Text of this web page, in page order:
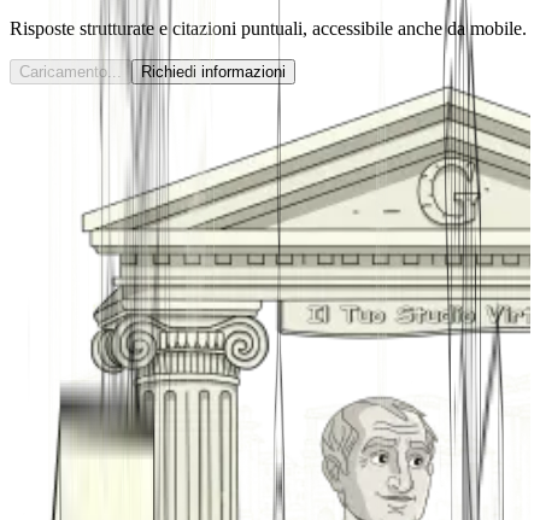
Risposte strutturate e citazioni puntuali, accessibile anche da mobile.
Caricamento... Richiedi informazioni